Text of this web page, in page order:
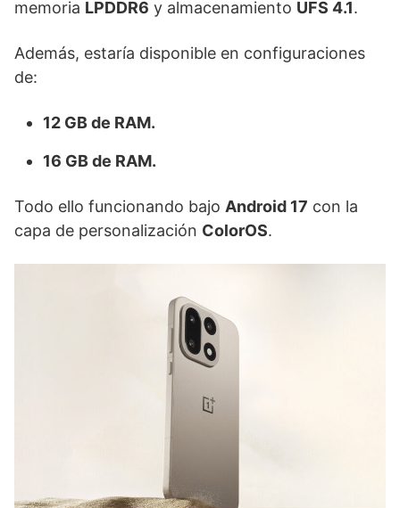
memoria LPDDR6 y almacenamiento UFS 4.1.
Además, estaría disponible en configuraciones
de:
12 GB de RAM.
16 GB de RAM.
Todo ello funcionando bajo Android 17 con la
capa de personalización ColorOS.